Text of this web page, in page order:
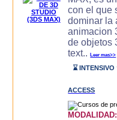
con el que
dominar la
animacion
de objetos
text..Leer mas>>
⌛ INTENSIVO
ACCESS
MODALIDAD: